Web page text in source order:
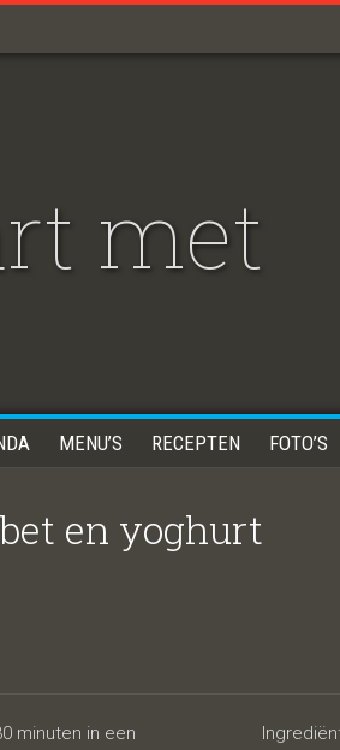
met
MENU’S RECEPTEN FOTO’S
en yoghurt
minuten in een